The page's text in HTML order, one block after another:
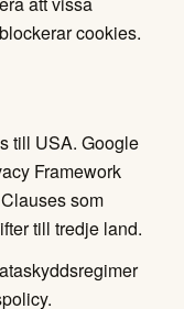
cookies.
till USA. Google
Framework
som
till tredje land.